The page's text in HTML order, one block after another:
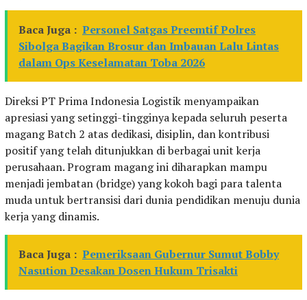
Baca Juga : Personel Satgas Preemtif Polres
Sibolga Bagikan Brosur dan Imbauan Lalu Lintas
dalam Ops Keselamatan Toba 2026
Direksi PT Prima Indonesia Logistik menyampaikan
apresiasi yang setinggi-tingginya kepada seluruh peserta
magang Batch 2 atas dedikasi, disiplin, dan kontribusi
positif yang telah ditunjukkan di berbagai unit kerja
perusahaan. Program magang ini diharapkan mampu
menjadi jembatan (bridge) yang kokoh bagi para talenta
muda untuk bertransisi dari dunia pendidikan menuju dunia
kerja yang dinamis.
Baca Juga : Pemeriksaan Gubernur Sumut Bobby
Nasution Desakan Dosen Hukum Trisakti